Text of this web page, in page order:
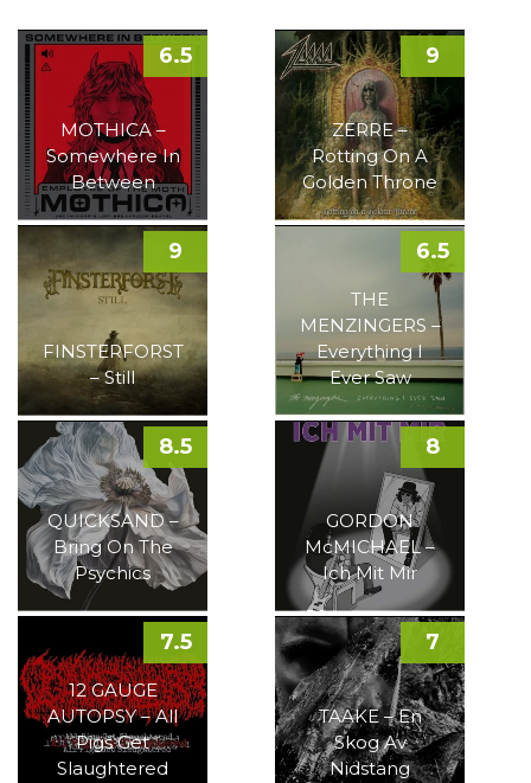
MOTHICA –
Somewhere In
Between
6.5
ZERRE –
Rotting On A
Golden Throne
9
FINSTERFORST
– Still
9
THE
MENZINGERS –
Everything I
Ever Saw
6.5
QUICKSAND –
Bring On The
Psychics
8.5
GORDON
McMICHAEL –
Ich Mit Mir
8
12 GAUGE
AUTOPSY – All
Pigs Get
Slaughtered
7.5
TAAKE – En
Skog Av
Nidstang
7